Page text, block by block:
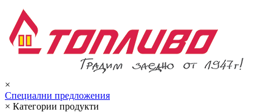
×
Специални предложения
× Категории продукти